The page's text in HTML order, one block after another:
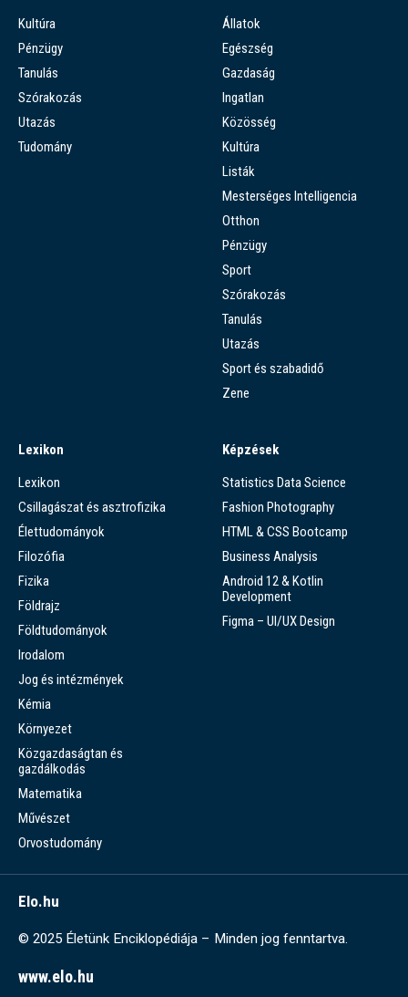
Kultúra
Pénzügy
Tanulás
Szórakozás
Utazás
Tudomány
Állatok
Egészség
Gazdaság
Ingatlan
Közösség
Kultúra
Listák
Mesterséges Intelligencia
Otthon
Pénzügy
Sport
Szórakozás
Tanulás
Utazás
Sport és szabadidő
Zene
Lexikon
Lexikon
Csillagászat és asztrofizika
Élettudományok
Filozófia
Fizika
Földrajz
Földtudományok
Irodalom
Jog és intézmények
Kémia
Környezet
Közgazdaságtan és
gazdálkodás
Matematika
Művészet
Orvostudomány
Képzések
Statistics Data Science
Fashion Photography
HTML & CSS Bootcamp
Business Analysis
Android 12 & Kotlin
Development
Figma – UI/UX Design
Elo.hu
© 2025 Életünk Enciklopédiája – Minden jog fenntartva.
www.elo.hu